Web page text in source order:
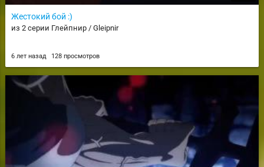
Жестокий бой :)
из 2 серии Глейпнир / Gleipnir
6 лет назад 128 просмотров